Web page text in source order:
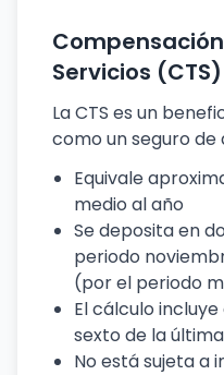
Servicios (CTS)
La CTS es un
como un seguro de
Equivale
medio al año
Se deposita en
periodo
(por el periodo
El cálculo
sexto de la
No está sujeta a